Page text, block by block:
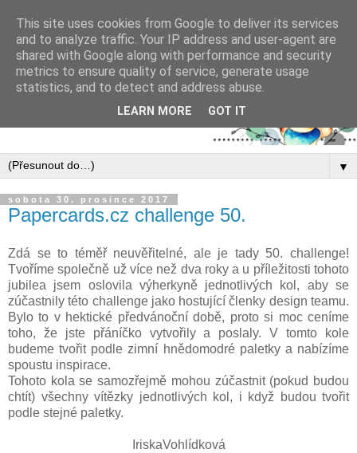
▼
sobota 30. prosince 2017
Papercards.cz challenge 50.
Zdá se to téměř neuvěřitelné, ale je tady 50. challenge!
Tvoříme společně už více než dva roky a u příležitosti tohoto
jubilea jsem oslovila výherkyně jednotlivých kol, aby se
zúčastnily této challenge jako hostující členky design teamu.
Bylo to v hektické předvánoční době, proto si moc ceníme
toho, že jste přáníčko vytvořily a poslaly. V tomto kole
budeme tvořit podle zimní hnědomodré paletky a nabízíme
spoustu inspirace.
Tohoto kola se samozřejmě mohou zúčastnit (pokud budou
chtít) všechny vítězky jednotlivých kol, i když budou tvořit
podle stejné paletky.
IriskaVohlídková
This site uses cookies from Google to deliver its services
and to analyze traffic. Your IP address and user-agent are
shared with Google along with performance and security
metrics to ensure quality of service, generate usage
statistics, and to detect and address abuse.
LEARN MORE GOT IT